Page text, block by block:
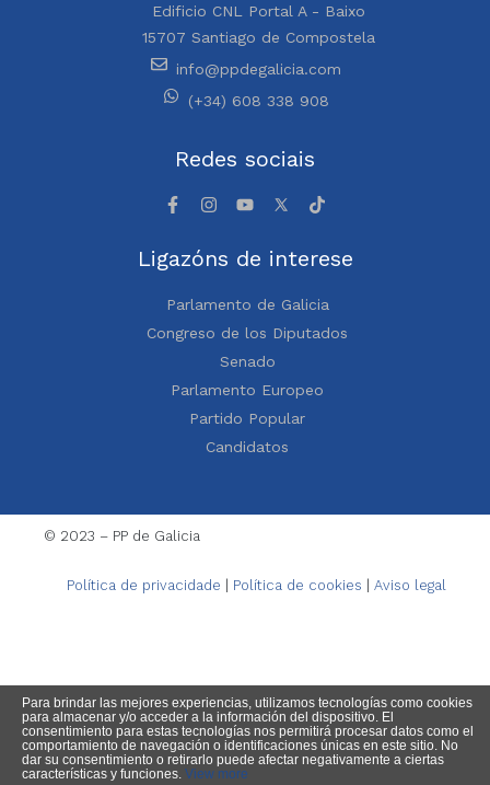
Edificio CNL Portal A - Baixo
15707 Santiago de Compostela
info@ppdegalicia.com
(+34) 608 338 908
Redes sociais
Ligazóns de interese
Parlamento de Galicia
Congreso de los Diputados
Senado
Parlamento Europeo
Partido Popular
Candidatos
© 2023 – PP de Galicia
Política de privacidade | Política de cookies | Aviso legal
Para brindar las mejores experiencias, utilizamos tecnologías como cookies
para almacenar y/o acceder a la información del dispositivo. El
consentimiento para estas tecnologías nos permitirá procesar datos como el
comportamiento de navegación o identificaciones únicas en este sitio. No
dar su consentimiento o retirarlo puede afectar negativamente a ciertas
características y funciones. View more